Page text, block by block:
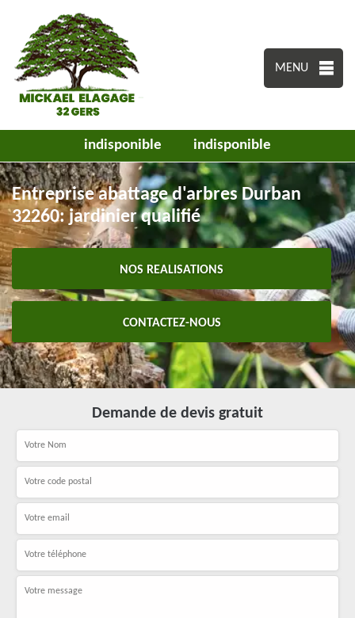
MENU
indisponible indisponible
Entreprise abattage d'arbres Durban
32260: jardinier qualifié
NOS REALISATIONS
CONTACTEZ-NOUS
Demande de devis gratuit